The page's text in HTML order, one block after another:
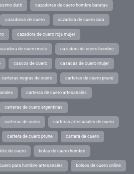
dutti cazadoras de cuero hombre baratas
cazadoras de cuero cazadora de cuero zara
cazadora de cuero roja mujer
de cuero moto cazadora de cuero hombre
cascos de cuero casacas de cuero mujer
carteras negras de cuero carteras de cuero prune
carteras de cuero artesanales
carteras de cuero argentinas
carteras de cuero carteras artesanales de cuero
cartera de cuero prune cartera de cuero
de cuero botas de cuero hombre
para hombre artesanales bolsos de cuero online